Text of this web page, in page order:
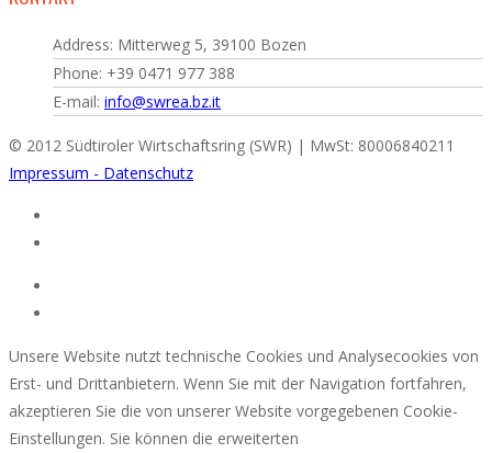
Address: Mitterweg 5, 39100 Bozen
Phone: +39 0471 977 388
E-mail: info@swrea.bz.it
© 2012 Südtiroler Wirtschaftsring (SWR) | MwSt: 80006840211
Impressum - Datenschutz
Unsere Website nutzt technische Cookies und Analysecookies von
Erst- und Drittanbietern. Wenn Sie mit der Navigation fortfahren,
akzeptieren Sie die von unserer Website vorgegebenen Cookie-
Einstellungen. Sie können die erweiterten